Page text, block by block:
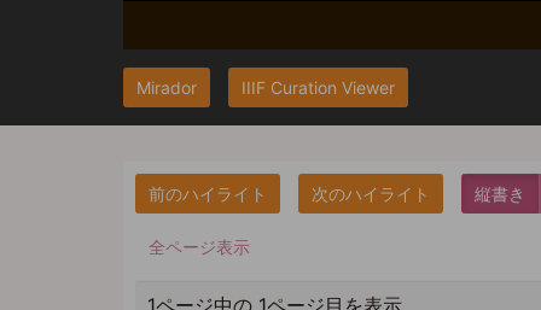
Mirador IIIF Curation Viewer
縦書き
全ページ表示
1ページ中の 1ページ目を表示